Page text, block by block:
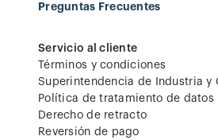
Preguntas Frecuentes
Servicio al cliente
Términos y condiciones
Superintendencia de Industria y
Política de tratamiento de datos
Derecho de retracto
Reversión de pago